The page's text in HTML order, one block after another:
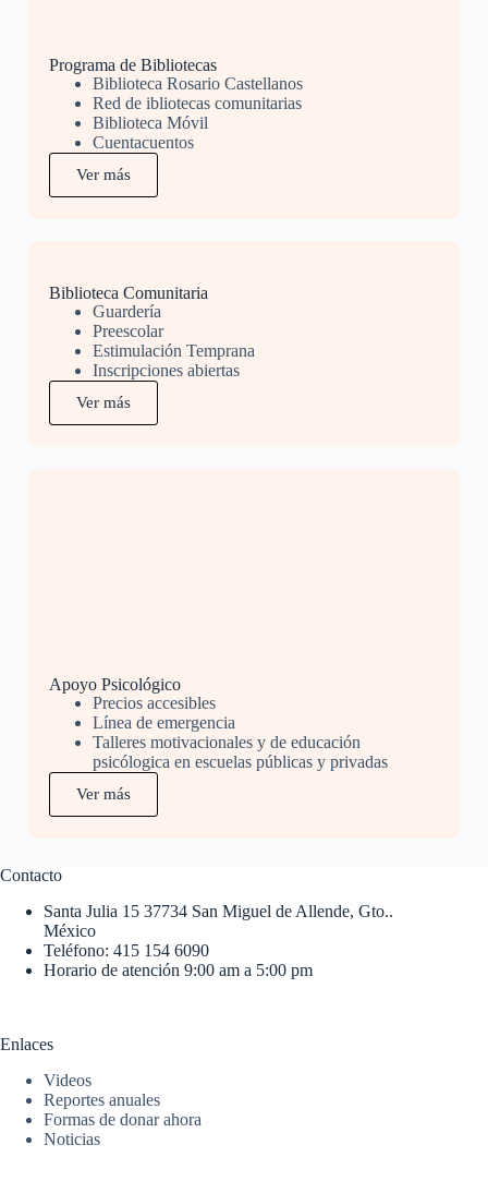
Programa de Bibliotecas
Biblioteca Rosario Castellanos
Red de ibliotecas comunitarias
Biblioteca Móvil
Cuentacuentos
Ver más
Biblioteca Comunitaria
Guardería
Preescolar
Estimulación Temprana
Inscripciones abiertas
Ver más
Apoyo Psicológico
Precios accesibles
Línea de emergencia
Talleres motivacionales y de educación
psicólogica en escuelas públicas y privadas
Ver más
Contacto
Santa Julia 15 37734 San Miguel de Allende, Gto..
México
Teléfono: 415 154 6090
Horario de atención 9:00 am a 5:00 pm
Enlaces
Videos
Reportes anuales
Formas de donar ahora
Noticias